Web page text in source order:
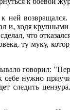
ней
и, ходя
что
ту муку,
говорил:
нужно
следить